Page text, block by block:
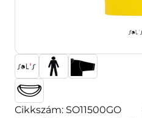
Cikkszám: SO11500GO